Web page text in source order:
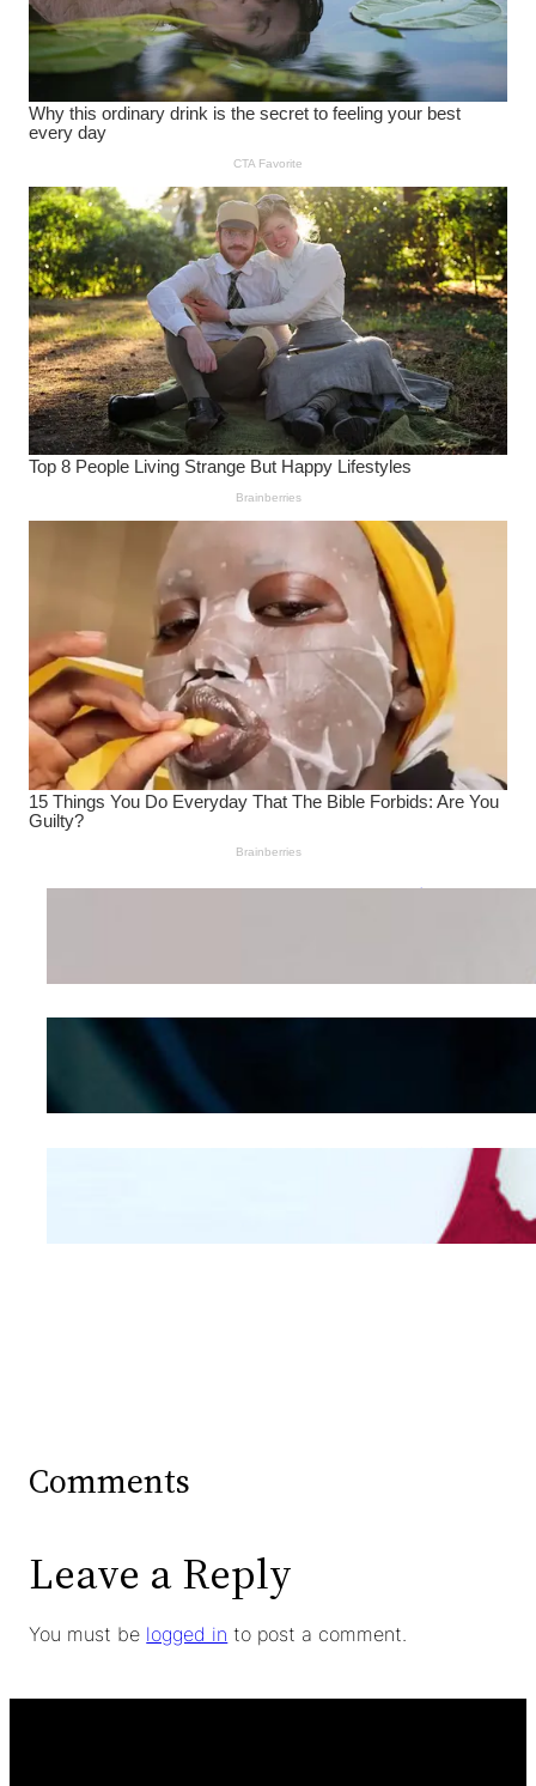
Wanita Pamer Pakaian
Kepribadian
Mengintip Kepribadian
Wanita Dari Warna Bra
Comments
Leave a Reply
You must be logged in to post a comment.